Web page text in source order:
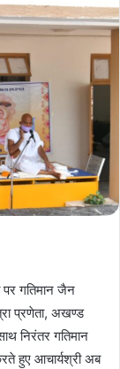
गतिमान जैन
प्रणेता, अखण्ड
निरंतर गतिमान
हुए आचार्यश्री अब